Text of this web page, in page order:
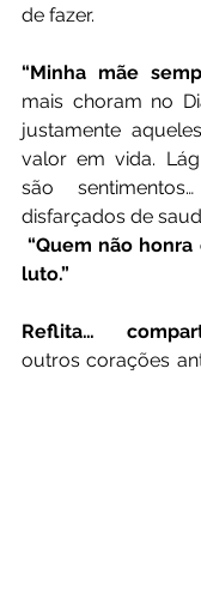
de fazer.
“Minha mãe
mais choram no
justamente
valor em vida.
são
disfarçados de
“Quem não
luto.”
Reflita…
outros corações